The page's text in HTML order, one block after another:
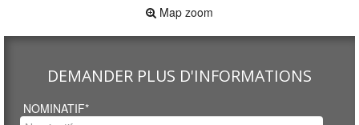
Map zoom
DEMANDER PLUS D'INFORMATIONS
NOMINATIF*